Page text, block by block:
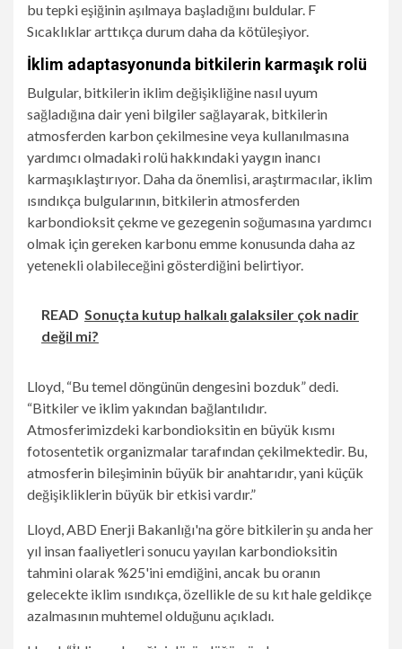
bu tepki eşiğinin aşılmaya başladığını buldular. F
Sıcaklıklar arttıkça durum daha da kötüleşiyor.
İklim adaptasyonunda bitkilerin karmaşık rolü
Bulgular, bitkilerin iklim değişikliğine nasıl uyum
sağladığına dair yeni bilgiler sağlayarak, bitkilerin
atmosferden karbon çekilmesine veya kullanılmasına
yardımcı olmadaki rolü hakkındaki yaygın inancı
karmaşıklaştırıyor. Daha da önemlisi, araştırmacılar, iklim
ısındıkça bulgularının, bitkilerin atmosferden
karbondioksit çekme ve gezegenin soğumasına yardımcı
olmak için gereken karbonu emme konusunda daha az
yetenekli olabileceğini gösterdiğini belirtiyor.
READ Sonuçta kutup halkalı galaksiler çok nadir
değil mi?
Lloyd, “Bu temel döngünün dengesini bozduk” dedi.
“Bitkiler ve iklim yakından bağlantılıdır.
Atmosferimizdeki karbondioksitin en büyük kısmı
fotosentetik organizmalar tarafından çekilmektedir. Bu,
atmosferin bileşiminin büyük bir anahtarıdır, yani küçük
değişikliklerin büyük bir etkisi vardır.”
Lloyd, ABD Enerji Bakanlığı'na göre bitkilerin şu anda her
yıl insan faaliyetleri sonucu yayılan karbondioksitin
tahmini olarak %25'ini emdiğini, ancak bu oranın
gelecekte iklim ısındıkça, özellikle de su kıt hale geldikçe
azalmasının muhtemel olduğunu açıkladı.